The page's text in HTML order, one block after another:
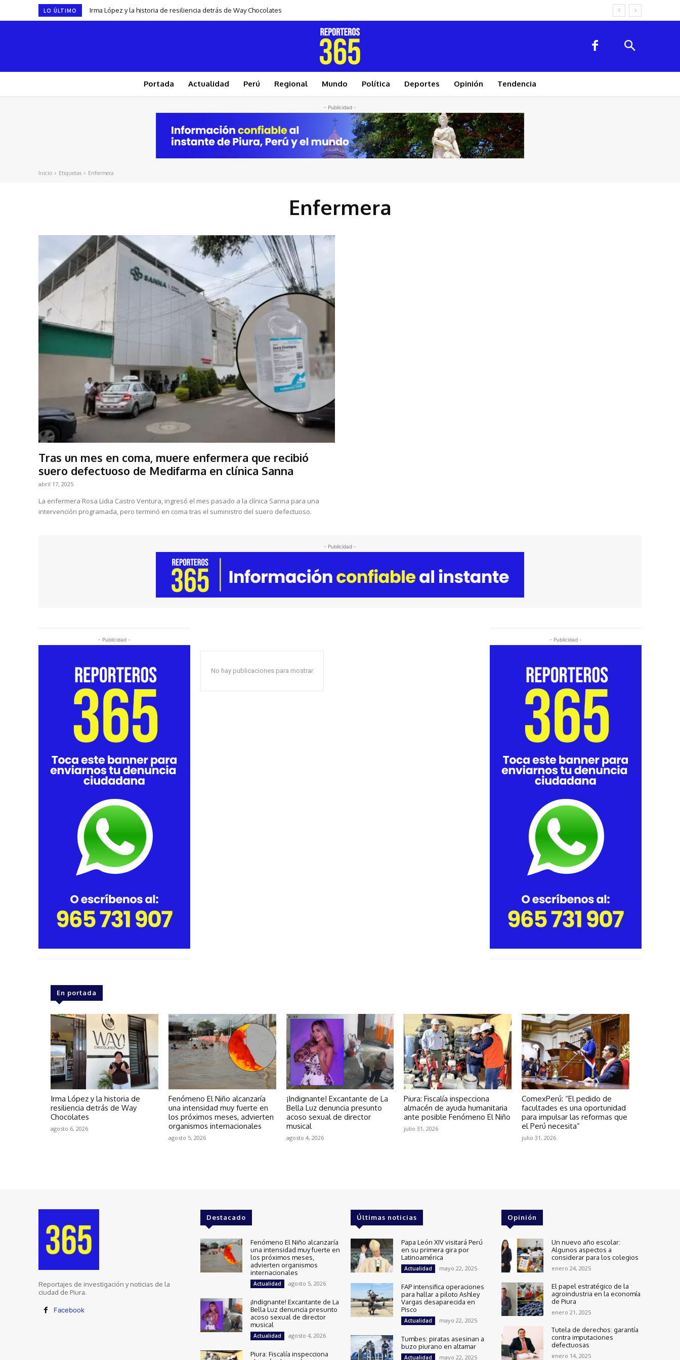
LO ÚLTIMO Irma López y la historia de resiliencia detrás de Way Chocolates
Portada Actualidad Perú Regional Mundo Política Deportes Opinión Tendencia
- Publicidad -
Inicio Etiquetas Enfermera
Enfermera
Tras un mes en coma, muere enfermera que recibió
suero defectuoso de Medifarma en clínica Sanna
abril 17, 2025
La enfermera Rosa Lidia Castro Ventura, ingresó el mes pasado a la clínica Sanna para una
intervención programada, pero terminó en coma tras el suministro del suero defectuoso.
- Publicidad -
- Publicidad -
No hay publicaciones para mostrar
- Publicidad -
En portada
Irma López y la historia de
resiliencia detrás de Way
Chocolates
agosto 6, 2026
Fenómeno El Niño alcanzaría
una intensidad muy fuerte en
los próximos meses, advierten
organismos internacionales
agosto 5, 2026
¡Indignante! Excantante de La
Bella Luz denuncia presunto
acoso sexual de director
musical
agosto 4, 2026
Piura: Fiscalía inspecciona
almacén de ayuda humanitaria
ante posible Fenómeno El Niño
julio 31, 2026
ComexPerú: “El pedido de
facultades es una oportunidad
para impulsar las reformas que
el Perú necesita”
julio 31, 2026
Reportajes de investigación y noticias de la
ciudad de Piura.
Facebook
Destacado
Fenómeno El Niño alcanzaría
una intensidad muy fuerte en
los próximos meses,
advierten organismos
internacionales
Actualidad agosto 5, 2026
¡Indignante! Excantante de La
Bella Luz denuncia presunto
acoso sexual de director
musical
Actualidad agosto 4, 2026
Piura: Fiscalía inspecciona
Últimas noticias
Papa León XIV visitará Perú
en su primera gira por
Latinoamérica
Actualidad mayo 22, 2025
FAP intensifica operaciones
para hallar a piloto Ashley
Vargas desaparecida en
Pisco
Actualidad mayo 22, 2025
Tumbes: piratas asesinan a
buzo piurano en altamar
Actualidad mayo 22, 2025
Opinión
Un nuevo año escolar:
Algunos aspectos a
considerar para los colegios
enero 24, 2025
El papel estratégico de la
agroindustria en la economía
de Piura
enero 21, 2025
Tutela de derechos: garantía
contra imputaciones
defectuosas
enero 14, 2025